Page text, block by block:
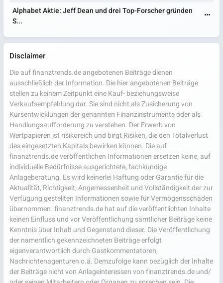
Alphabet Aktie: Jeff Dean und drei Top-Forscher gründen
S...
Disclaimer
Die auf finanztrends.de angebotenen Beiträge dienen
ausschließlich der Information. Die hier angebotenen Beiträge
stellen zu keinem Zeitpunkt eine Kauf- beziehungsweise
Verkaufsempfehlung dar. Sie sind nicht als Zusicherung von
Kursentwicklungen der genannten Finanzinstrumente oder als
Handlungsaufforderung zu verstehen. Der Erwerb von
Wertpapieren ist risikoreich und birgt Risiken, die den Totalverlust
des eingesetzten Kapitals bewirken können. Die auf
finanztrends.de veröffentlichen Informationen ersetzen keine, auf
individuelle Bedürfnisse ausgerichtete, fachkundige
Anlageberatung. Es wird keinerlei Haftung oder Garantie für die
Aktualität, Richtigkeit, Angemessenheit und Vollständigkeit der zur
Verfügung gestellten Informationen sowie für Vermögensschäden
übernommen. finanztrends.de hat auf die veröffentlichten Inhalte
keinen Einfluss und vor Veröffentlichung sämtlicher Beiträge keine
Kenntnis über Inhalt und Gegenstand dieser. Die Veröffentlichung
der namentlich gekennzeichneten Beiträge erfolgt
eigenverantwortlich durch Gastkommentatoren,
Nachrichtenagenturen o.ä. Demzufolge kann bezüglich der Inhalte
der Beiträge nicht von Anlageinteressen von finanztrends.de und/